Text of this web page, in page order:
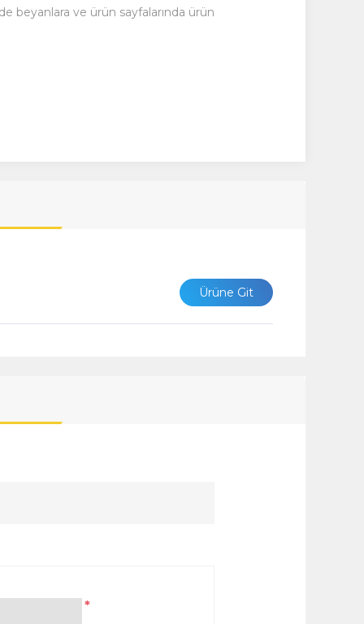
beyanlara ve ürün sayfalarında ürün
Ürüne Git
*